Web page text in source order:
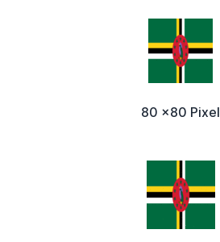
80 x80 Pixel